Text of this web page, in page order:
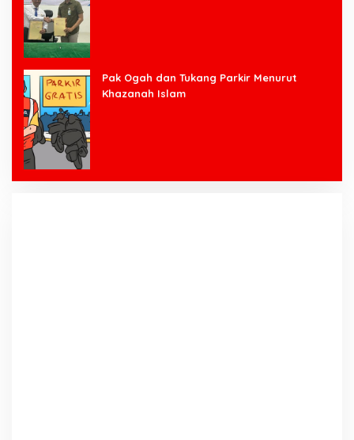
Pak Ogah dan Tukang Parkir Menurut
Khazanah Islam